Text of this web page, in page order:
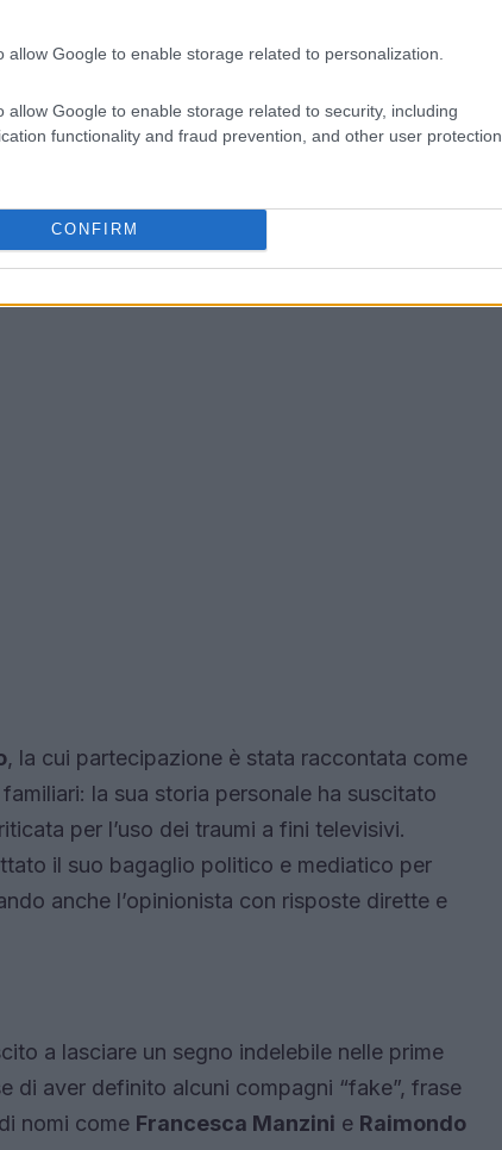
allow Google to enable storage related to personalization.
allow Google to enable storage related to security, including
functionality and fraud prevention, and other user protection.
CONFIRM
per motivi diversi:
aspetti personali che hanno
una lettura che le ha penalizzato l’immagine
come le percezioni pubbliche possano
o a una parola.
, la cui partecipazione è stata raccontata come
la sua storia personale ha suscitato
per l’uso dei traumi a fini televisivi.
il suo bagaglio politico e mediatico per
anche l’opinionista con risposte dirette e
a lasciare un segno indelebile nelle prime
di aver definito alcuni compagni “fake”, frase
nomi come Francesca Manzini e Raimondo